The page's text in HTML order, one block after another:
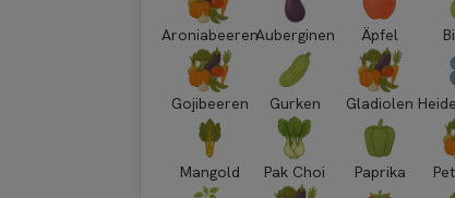
AroniabeerenAuberginen Äpfel
Gojibeeren Gurken Gladiolen
Mangold Pak Choi Paprika